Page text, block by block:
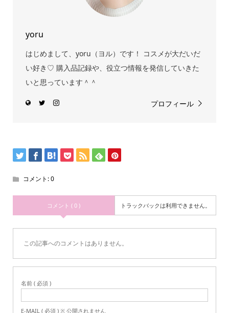
yoru
はじめまして、yoru（ヨル）です！ コスメが大だいだ
い好き♡ 購入品記録や、役立つ情報を発信していきた
いと思っています＾＾
プロフィール
コメント:0
コメント ( 0 ) トラックバックは利用できません。
この記事へのコメントはありません。
名前 ( 必須 )
E-MAIL ( 必須 ) ※ 公開されません